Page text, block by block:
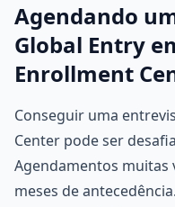
Agendando
Global Entry
Enrollment
Conseguir uma
Center pode ser
Agendamentos muitas
meses de